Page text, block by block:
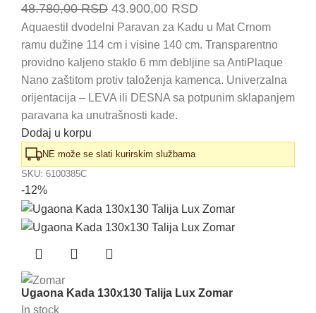
48.780,00RSD Originalna
cena
je
bila:
48.780,00 RSD.
43.900,00 RSD
cena
je:
43.900,00 RSD.
Aquaestil dvodelni Paravan za Kadu u Mat Crnom
ramu dužine 114 cm i visine 140 cm. Transparentno
providno kaljeno staklo 6 mm debljine sa AntiPlaque
Nano zaštitom protiv taloženja kamenca. Univerzalna
orijentacija – LEVA ili DESNA sa potpunim sklapanjem
paravana ka unutrašnosti kade.
Dodaj u korpu
NE može se slati kurirskim službama
SKU: 6100385C
-12%
Ugaona Kada 130x130 Talija Lux Zomar
In stock